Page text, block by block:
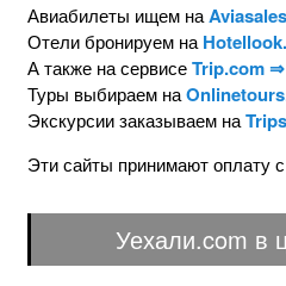
Авиабилеты ищем на
Отели бронируем на
А также на сервисеTrip.com ⇒
Туры выбираем на
Экскурсии заказываем на
Эти сайты принимают оплату
Уехали.com в